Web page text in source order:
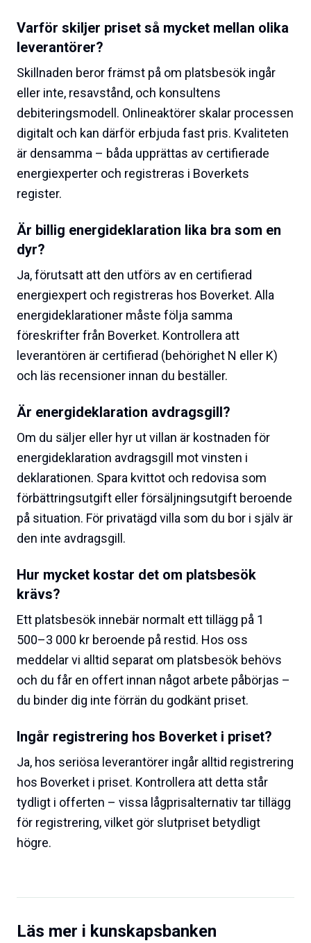
Varför skiljer priset så mycket mellan olika
leverantörer?
Skillnaden beror främst på om platsbesök ingår
eller inte, resavstånd, och konsultens
debiteringsmodell. Onlineaktörer skalar processen
digitalt och kan därför erbjuda fast pris. Kvaliteten
är densamma – båda upprättas av certifierade
energiexperter och registreras i Boverkets
register.
Är billig energideklaration lika bra som en
dyr?
Ja, förutsatt att den utförs av en certifierad
energiexpert och registreras hos Boverket. Alla
energideklarationer måste följa samma
föreskrifter från Boverket. Kontrollera att
leverantören är certifierad (behörighet N eller K)
och läs recensioner innan du beställer.
Är energideklaration avdragsgill?
Om du säljer eller hyr ut villan är kostnaden för
energideklaration avdragsgill mot vinsten i
deklarationen. Spara kvittot och redovisa som
förbättringsutgift eller försäljningsutgift beroende
på situation. För privatägd villa som du bor i själv är
den inte avdragsgill.
Hur mycket kostar det om platsbesök
krävs?
Ett platsbesök innebär normalt ett tillägg på 1
500–3 000 kr beroende på restid. Hos oss
meddelar vi alltid separat om platsbesök behövs
och du får en offert innan något arbete påbörjas –
du binder dig inte förrän du godkänt priset.
Ingår registrering hos Boverket i priset?
Ja, hos seriösa leverantörer ingår alltid registrering
hos Boverket i priset. Kontrollera att detta står
tydligt i offerten – vissa lågpris­alternativ tar tillägg
för registrering, vilket gör slutpriset betydligt
högre.
Läs mer i kunskapsbanken